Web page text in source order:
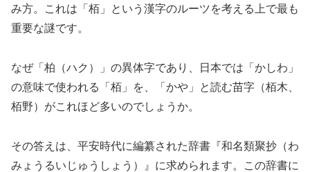
み方。これは「栢」という漢字のルーツを考える上で最も
重要な謎です。
なぜ「柏（ハク）」の異体字であり、日本では「かしわ」
の意味で使われる「栢」を、「かや」と読む苗字（栢木、
栢野）がこれほど多いのでしょうか。
その答えは、平安時代に編纂された辞書『和名類聚抄（わ
みょうるいじゅうしょう）』に求められます。この辞書に